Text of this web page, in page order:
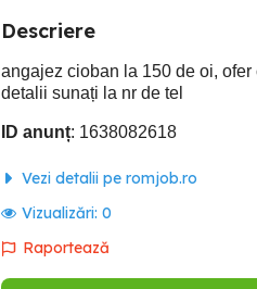
Descriere
angajez cioban la 150 de oi,
detalii sunați la nr de tel
ID anunț: 1638082618
Vezi detalii pe romjob.ro
Vizualizări: 0
Raportează